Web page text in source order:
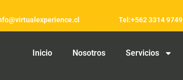
Tel:+562 3314 9749
Inicio Nosotros Servicios